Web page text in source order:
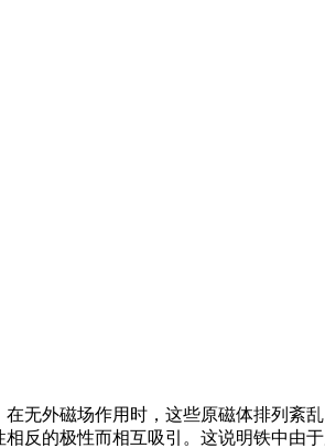
无外磁场作用时，这些原磁体排列紊
反的极性而相互吸引。这说明铁中由